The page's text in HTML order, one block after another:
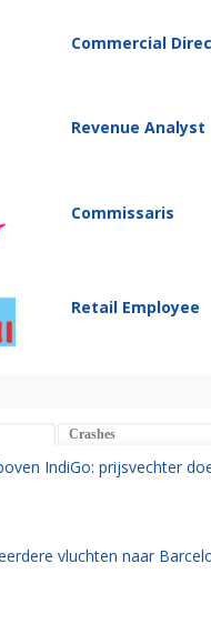
Commercial
Revenue Analyst
Commissaris
Retail Employee
Crashes
IndiGo: prijsvechter
vluchten naar